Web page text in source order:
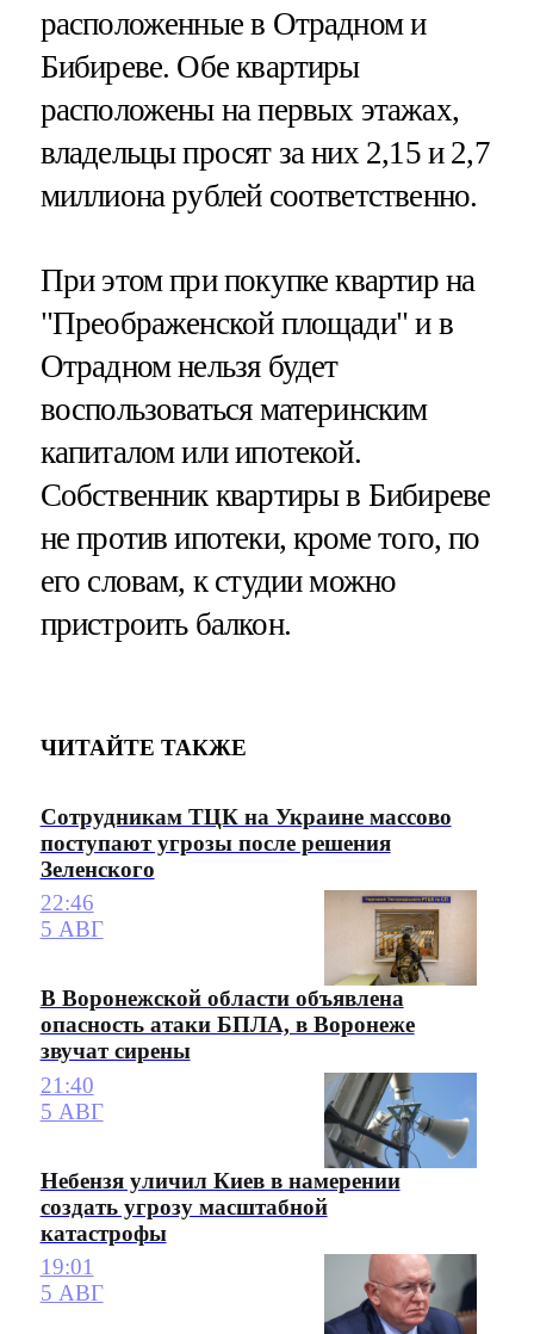
расположенные в Отрадном и
Бибиреве. Обе квартиры
расположены на первых этажах,
владельцы просят за них 2,15 и 2,7
миллиона рублей соответственно.
При этом при покупке квартир на
"Преображенской площади" и в
Отрадном нельзя будет
воспользоваться материнским
капиталом или ипотекой.
Собственник квартиры в Бибиреве
не против ипотеки, кроме того, по
его словам, к студии можно
пристроить балкон.
ЧИТАЙТЕ ТАКЖЕ
Сотрудникам ТЦК на Украине массово
поступают угрозы после решения
Зеленского
22:46
5 АВГ
В Воронежской области объявлена
опасность атаки БПЛА, в Воронеже
звучат сирены
21:40
5 АВГ
Небензя уличил Киев в намерении
создать угрозу масштабной
катастрофы
19:01
5 АВГ